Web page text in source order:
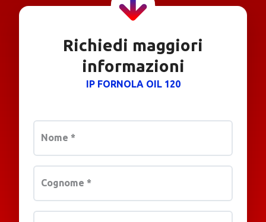
Richiedi maggiori
informazioni
IP FORNOLA OIL 120
Nome *
Cognome *